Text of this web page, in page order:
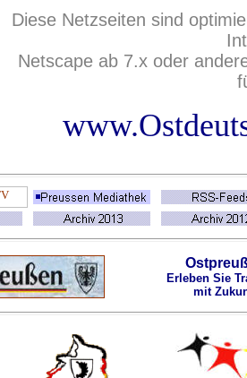
Diese Netzseiten sind
Netscape ab 7.x oder
Erleben Sie
mit